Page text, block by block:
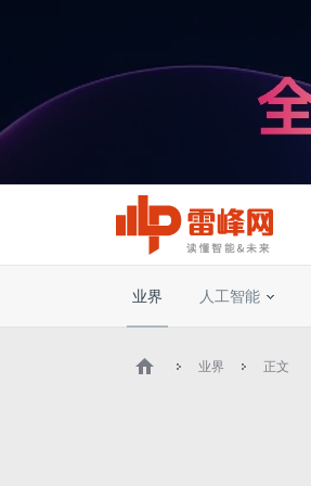
业界 人工智能
业界 正文